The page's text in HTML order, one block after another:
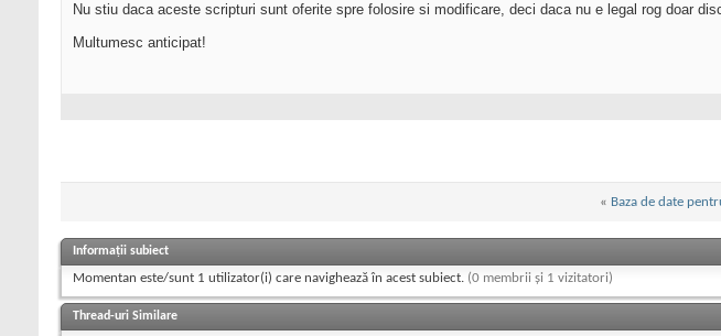
Nu stiu daca aceste scripturi sunt oferite spre folosire si modificare, deci daca nu e legal rog doar
Multumesc anticipat!
« Baza de date
Informații subiect
Momentan este/sunt 1 utilizator(i) care navighează în acest subiect. (0 membrii și 1 vizitatori)
Thread-uri Similare